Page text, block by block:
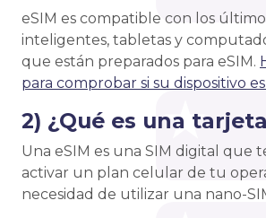
eSIM es compatible con los
inteligentes, tabletas y
que están preparados para eSIM.
para comprobar si su dispositivo
2) ¿Qué es una
Una eSIM es una SIM digital que
activar un plan celular de tu
necesidad de utilizar una nano-